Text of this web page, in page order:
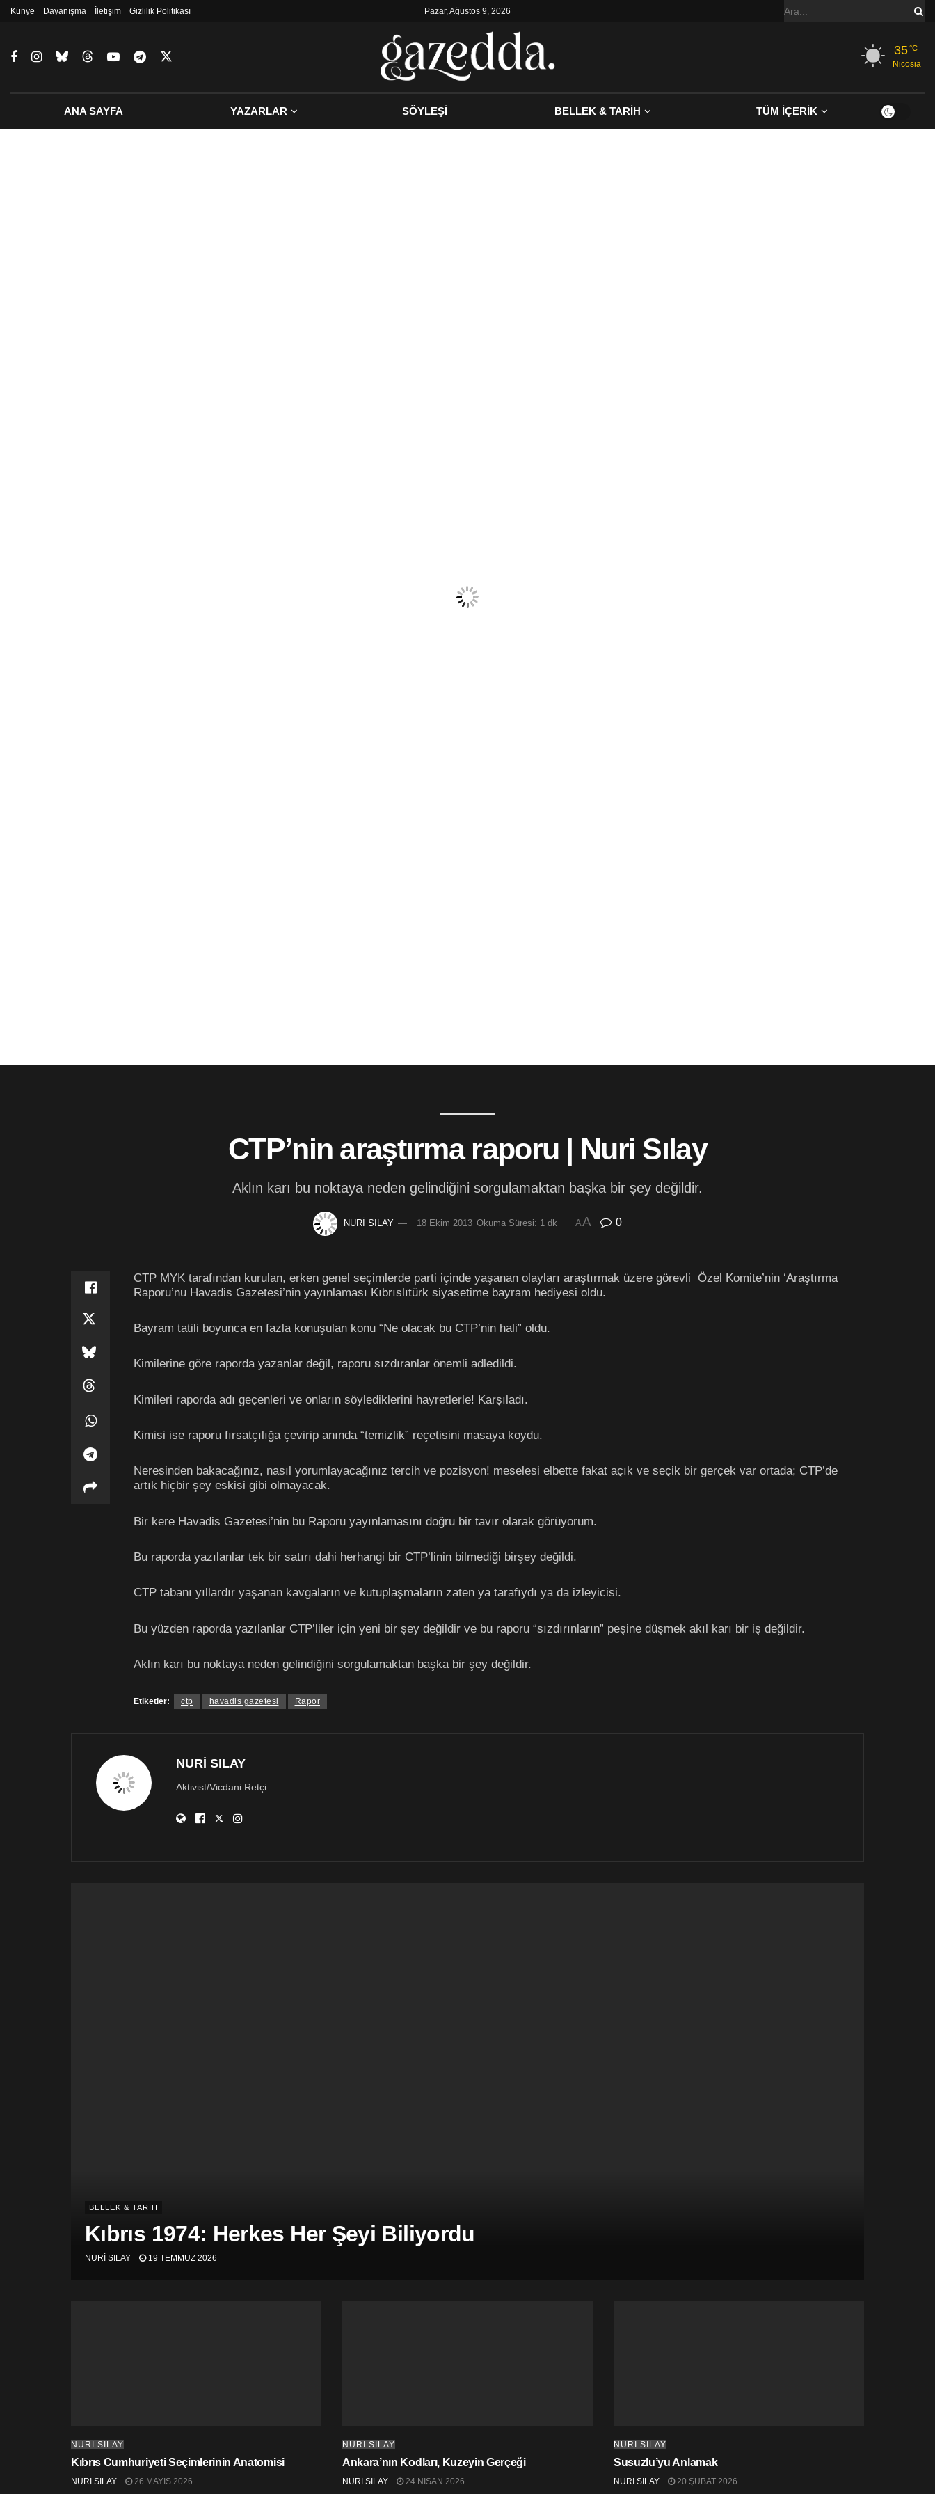
Künye Dayanışma İletişim Gizlilik Politikası Pazar, Ağustos 9, 2026
35°C
Nicosia
ANA SAYFA YAZARLAR SÖYLEŞİ BELLEK & TARİH TÜM İÇERİK
CTP’nin araştırma raporu | Nuri Sılay
Aklın karı bu noktaya neden gelindiğini sorgulamaktan başka bir şey değildir.
NURİ SILAY 18 Ekim 2013 Okuma Süresi: 1 dk AA 0
CTP MYK tarafından kurulan, erken genel seçimlerde parti içinde yaşanan olayları araştırmak üzere görevli Özel Komite’nin ‘Araştırma
Raporu’nu Havadis Gazetesi’nin yayınlaması Kıbrıslıtürk siyasetime bayram hediyesi oldu.
Bayram tatili boyunca en fazla konuşulan konu “Ne olacak bu CTP’nin hali” oldu.
Kimilerine göre raporda yazanlar değil, raporu sızdıranlar önemli adledildi.
Kimileri raporda adı geçenleri ve onların söylediklerini hayretlerle! Karşıladı.
Kimisi ise raporu fırsatçılığa çevirip anında “temizlik” reçetisini masaya koydu.
Neresinden bakacağınız, nasıl yorumlayacağınız tercih ve pozisyon! meselesi elbette fakat açık ve seçik bir gerçek var ortada; CTP’de
artık hiçbir şey eskisi gibi olmayacak.
Bir kere Havadis Gazetesi’nin bu Raporu yayınlamasını doğru bir tavır olarak görüyorum.
Bu raporda yazılanlar tek bir satırı dahi herhangi bir CTP’linin bilmediği birşey değildi.
CTP tabanı yıllardır yaşanan kavgaların ve kutuplaşmaların zaten ya tarafıydı ya da izleyicisi.
Bu yüzden raporda yazılanlar CTP’liler için yeni bir şey değildir ve bu raporu “sızdırınların” peşine düşmek akıl karı bir iş değildir.
Aklın karı bu noktaya neden gelindiğini sorgulamaktan başka bir şey değildir.
Etiketler: ctp havadis gazetesi Rapor
NURİ SILAY
Aktivist/Vicdani Retçi
BELLEK & TARİH
Kıbrıs 1974: Herkes Her Şeyi Biliyordu
NURİ SILAY 19 TEMMUZ 2026
NURİ SILAY
Kıbrıs Cumhuriyeti Seçimlerinin Anatomisi
NURİ SILAY 26 MAYIS 2026
NURİ SILAY
Ankara’nın Kodları, Kuzeyin Gerçeği
NURİ SILAY 24 NISAN 2026
NURİ SILAY
Susuzlu’yu Anlamak
NURİ SILAY 20 ŞUBAT 2026